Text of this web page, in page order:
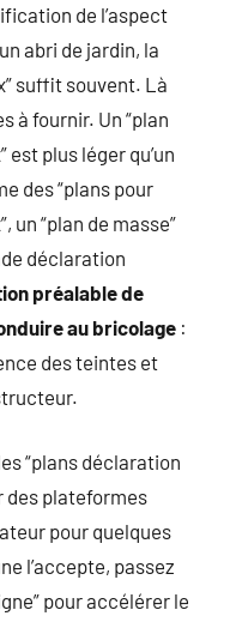
de l’aspect
abri de jardin, la
suffit souvent. Là
à fournir. Un “plan
plus léger qu’un
des “plans pour
un “plan de masse”
déclaration
préalable de
au bricolage :
des teintes et
“plans déclaration
des plateformes
pour quelques
l’accepte, passez
pour accélérer le